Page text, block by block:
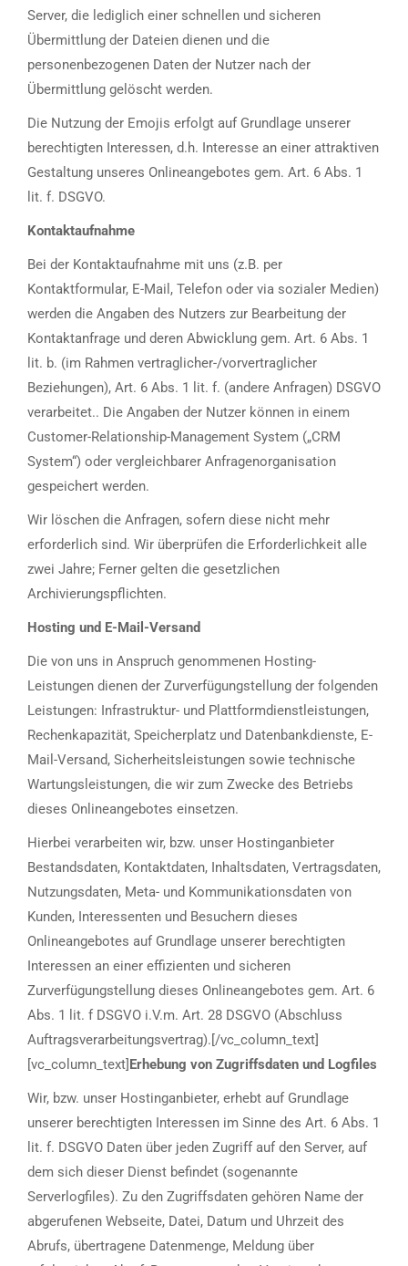
Server, die lediglich einer schnellen und sicheren
Übermittlung der Dateien dienen und die
personenbezogenen Daten der Nutzer nach der
Übermittlung gelöscht werden.
Die Nutzung der Emojis erfolgt auf Grundlage unserer
berechtigten Interessen, d.h. Interesse an einer attraktiven
Gestaltung unseres Onlineangebotes gem. Art. 6 Abs. 1
lit. f. DSGVO.
Kontaktaufnahme
Bei der Kontaktaufnahme mit uns (z.B. per
Kontaktformular, E-Mail, Telefon oder via sozialer Medien)
werden die Angaben des Nutzers zur Bearbeitung der
Kontaktanfrage und deren Abwicklung gem. Art. 6 Abs. 1
lit. b. (im Rahmen vertraglicher-/vorvertraglicher
Beziehungen), Art. 6 Abs. 1 lit. f. (andere Anfragen) DSGVO
verarbeitet.. Die Angaben der Nutzer können in einem
Customer-Relationship-Management System („CRM
System“) oder vergleichbarer Anfragenorganisation
gespeichert werden.
Wir löschen die Anfragen, sofern diese nicht mehr
erforderlich sind. Wir überprüfen die Erforderlichkeit alle
zwei Jahre; Ferner gelten die gesetzlichen
Archivierungspflichten.
Hosting und E-Mail-Versand
Die von uns in Anspruch genommenen Hosting-
Leistungen dienen der Zurverfügungstellung der folgenden
Leistungen: Infrastruktur- und Plattformdienstleistungen,
Rechenkapazität, Speicherplatz und Datenbankdienste, E-
Mail-Versand, Sicherheitsleistungen sowie technische
Wartungsleistungen, die wir zum Zwecke des Betriebs
dieses Onlineangebotes einsetzen.
Hierbei verarbeiten wir, bzw. unser Hostinganbieter
Bestandsdaten, Kontaktdaten, Inhaltsdaten, Vertragsdaten,
Nutzungsdaten, Meta- und Kommunikationsdaten von
Kunden, Interessenten und Besuchern dieses
Onlineangebotes auf Grundlage unserer berechtigten
Interessen an einer effizienten und sicheren
Zurverfügungstellung dieses Onlineangebotes gem. Art. 6
Abs. 1 lit. f DSGVO i.V.m. Art. 28 DSGVO (Abschluss
Auftragsverarbeitungsvertrag).[/vc_column_text]
[vc_column_text]Erhebung von Zugriffsdaten und Logfiles
Wir, bzw. unser Hostinganbieter, erhebt auf Grundlage
unserer berechtigten Interessen im Sinne des Art. 6 Abs. 1
lit. f. DSGVO Daten über jeden Zugriff auf den Server, auf
dem sich dieser Dienst befindet (sogenannte
Serverlogfiles). Zu den Zugriffsdaten gehören Name der
abgerufenen Webseite, Datei, Datum und Uhrzeit des
Abrufs, übertragene Datenmenge, Meldung über